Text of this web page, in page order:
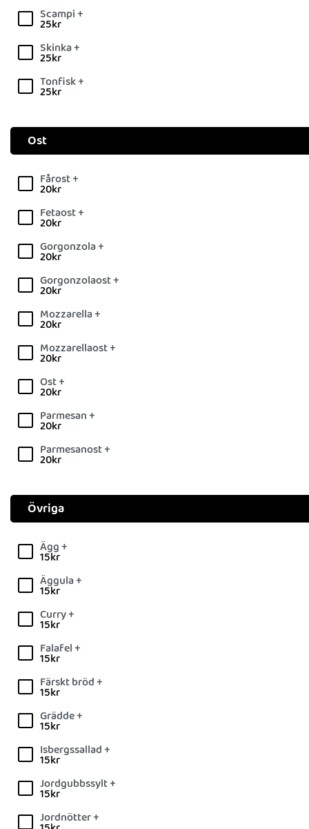
Scampi +
25kr
Skinka +
25kr
Tonfisk +
25kr
Ost
Fårost +
20kr
Fetaost +
20kr
Gorgonzola +
20kr
Gorgonzolaost +
20kr
Mozzarella +
20kr
Mozzarellaost +
20kr
Ost +
20kr
Parmesan +
20kr
Parmesanost +
20kr
Övriga
Ägg +
15kr
Äggula +
15kr
Curry +
15kr
Falafel +
15kr
Färskt bröd +
15kr
Grädde +
15kr
Isbergssallad +
15kr
Jordgubbssylt +
15kr
Jordnötter +